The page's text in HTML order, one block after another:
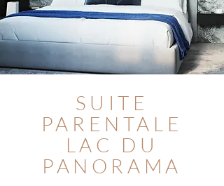
SUITE
PARENTALE
LAC DU
PANORAMA